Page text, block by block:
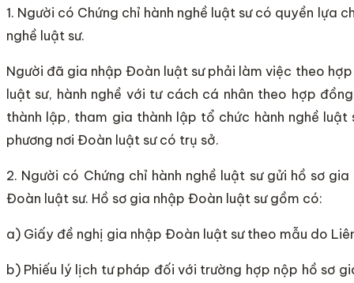
1. Người có Chứng chỉ hành nghề luật sư có quyền lựa
nghề luật sư.
Người đã gia nhập Đoàn luật sư phải làm việc theo
luật sư, hành nghề với tư cách cá nhân theo hợp
thành lập, tham gia thành lập tổ chức hành nghề
phương nơi Đoàn luật sư có trụ sở.
2. Người có Chứng chỉ hành nghề luật sư gửi hồ sơ
Đoàn luật sư. Hồ sơ gia nhập Đoàn luật sư gồm có:
a) Giấy đề nghị gia nhập Đoàn luật sư theo mẫu do
b) Phiếu lý lịch tư pháp đối với trường hợp nộp hồ sơ